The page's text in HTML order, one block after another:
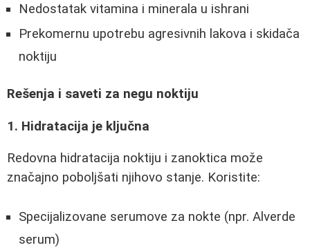
Nedostatak vitamina i minerala u ishrani
Prekomernu upotrebu agresivnih lakova i skidača
noktiju
Rešenja i saveti za negu noktiju
1. Hidratacija je ključna
Redovna hidratacija noktiju i zanoktica može
značajno poboljšati njihovo stanje. Koristite:
Specijalizovane serumove za nokte (npr. Alverde
serum)